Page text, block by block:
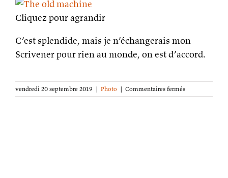
Cliquez pour agrandir
C’est splendide, mais je n’échangerais mon
Scrivener pour rien au monde, on est d’accord.
vendredi 20 septembre 2019 | Photo | Commentaires ferméssur
La